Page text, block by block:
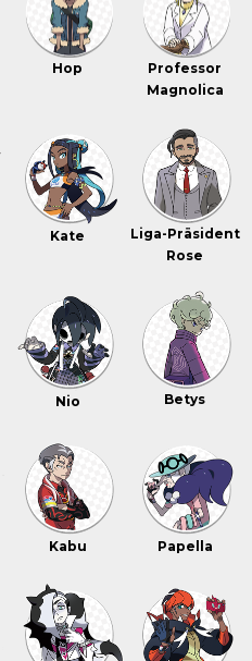
Hop
Professor
Magnolica
Kate
Liga-Präsident
Rose
Nio Betys
Kabu Papella